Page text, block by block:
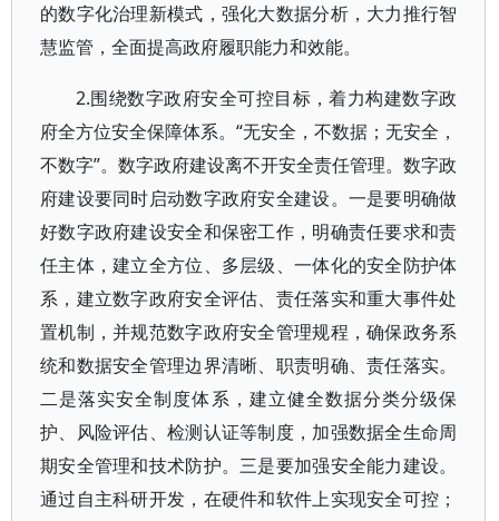
的数字化治理新模式，强化大数据分析，大力推行智
慧监管，全面提高政府履职能力和效能。
2.围绕数字政府安全可控目标，着力构建数字政
府全方位安全保障体系。“无安全，不数据；无安全，
不数字”。数字政府建设离不开安全责任管理。数字政
府建设要同时启动数字政府安全建设。一是要明确做
好数字政府建设安全和保密工作，明确责任要求和责
任主体，建立全方位、多层级、一体化的安全防护体
系，建立数字政府安全评估、责任落实和重大事件处
置机制，并规范数字政府安全管理规程，确保政务系
统和数据安全管理边界清晰、职责明确、责任落实。
二是落实安全制度体系，建立健全数据分类分级保
护、风险评估、检测认证等制度，加强数据全生命周
期安全管理和技术防护。三是要加强安全能力建设。
通过自主科研开发，在硬件和软件上实现安全可控；